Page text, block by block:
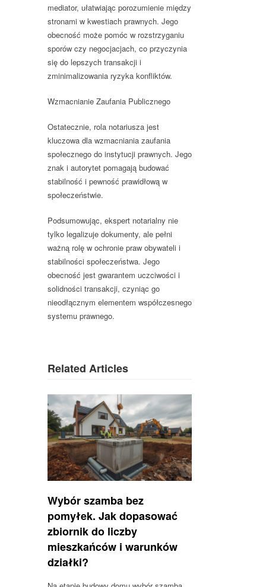
mediator, ułatwiając porozumienie między
stronami w kwestiach prawnych. Jego
obecność może pomóc w rozstrzyganiu
sporów czy negocjacjach, co przyczynia
się do lepszych transakcji i
zminimalizowania ryzyka konfliktów.
Wzmacnianie Zaufania Publicznego
Ostatecznie, rola notariusza jest
kluczowa dla wzmacniania zaufania
społecznego do instytucji prawnych. Jego
znak i autorytet pomagają budować
stabilność i pewność prawidłową w
społeczeństwie.
Podsumowując, ekspert notarialny nie
tylko legalizuje dokumenty, ale pełni
ważną rolę w ochronie praw obywateli i
stabilności społeczeństwa. Jego
obecność jest gwarantem uczciwości i
solidności transakcji, czyniąc go
nieodłącznym elementem współczesnego
systemu prawnego.
Related Articles
Wybór szamba bez
pomyłek. Jak dopasować
zbiornik do liczby
mieszkańców i warunków
działki?